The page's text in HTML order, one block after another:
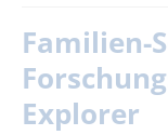
Familien-
Explorer